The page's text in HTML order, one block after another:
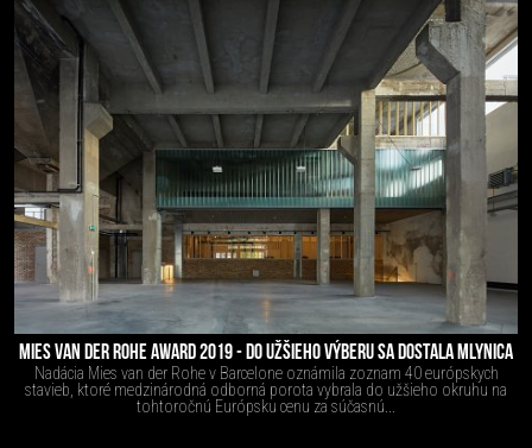
MIES VAN DER ROHE AWARD 2019 - DO UŽŠIEHO VÝBERU SA DOSTALA MLYNICA
Nadácia Mies van der Rohe v Barcelone oznámila zoznam 40 európskych
stavieb, ktoré medzinárodná odborná porota vybrala do užšieho okruhu na
tohtoročnú Európsku cenu za súčasnú...